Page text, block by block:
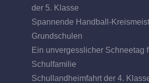
der 5. Klasse
Spannende Handball-
Grundschulen
Ein unvergesslicher Schneetag
Schulfamilie
Schullandheimfahrt der 4.